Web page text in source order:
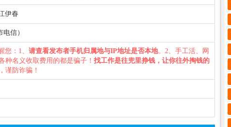
伊春
信）
您：1、 请查看发布者手机归属地与IP地址是否本地。2、手工活、网
种名义收取费用的都是骗子！ 找工作是往兜里挣钱，让你往外掏钱的
谨防诈骗！